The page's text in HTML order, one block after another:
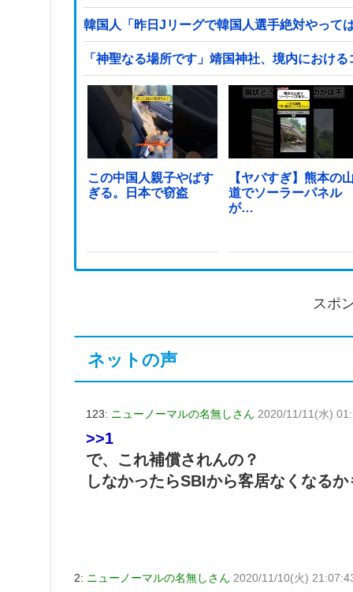
韓国人「昨日Jリーグで韓国人選手絶対やって
「神聖なる場所です」靖国神社、境内におけ
この中国人親子やばす
ぎる。日本で窃盗
【ヤバすぎ】熊本の
道でソーラーパネル
が…
スポ
ネットの声
123: ニューノーマルの名無しさん 2020/11/11(水)
>>1
で、これ補償されんの？
しなかったらSBIから客居なくなる
2: ニューノーマルの名無しさん 2020/11/10(火)